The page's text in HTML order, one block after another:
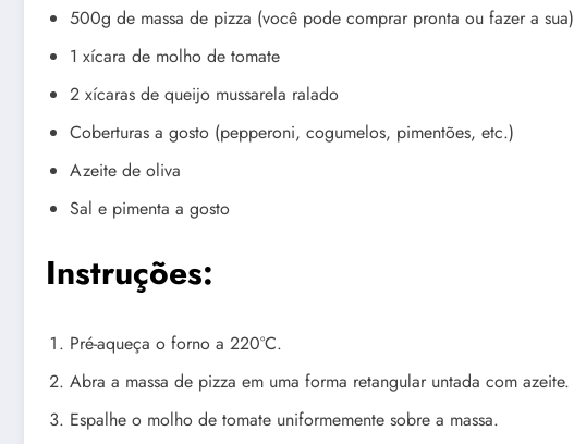
500g de massa de pizza (você pode comprar pronta ou fazer a sua)
1 xícara de molho de tomate
2 xícaras de queijo mussarela ralado
Coberturas a gosto (pepperoni, cogumelos, pimentões, etc.)
Azeite de oliva
Sal e pimenta a gosto
Instruções:
Pré-aqueça o forno a 220°C.
Abra a massa de pizza em uma forma retangular untada com azeite.
Espalhe o molho de tomate uniformemente sobre a massa.